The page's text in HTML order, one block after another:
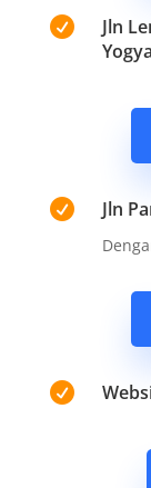

Jln
 Jln
